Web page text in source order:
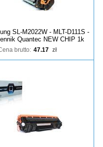
SL-M2022W - MLT-D111S -
Quantec NEW CHIP 1k
brutto: 47.17 zł